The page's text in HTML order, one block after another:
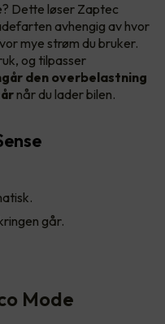
Dette løser Zaptec
avhengig av hvor
mye strøm du bruker.
og tilpasser
den overbelastning
når du lader bilen.
går.
Mode